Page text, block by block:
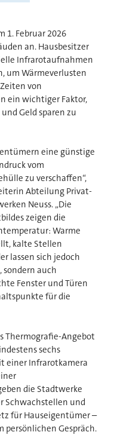
1. Februar 2026
an. Hausbesitzer
Infrarotaufnahmen
um Wärmeverlusten
von
ein wichtiger Faktor,
Geld sparen zu
eine günstige
vom
zu verschaffen“,
Abteilung Privat-
Neuss. „Die
zeigen die
Warme
kalte Stellen
lassen sich jedoch
auch
Fenster und Türen
für die
Thermografie-Angebot
sechs
einer Infrarotkamera
die Stadtwerke
Schwachstellen und
für Hauseigentümer –
persönlichen Gespräch.